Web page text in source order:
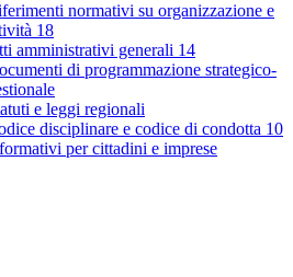
normativi su organizzazione e
18
amministrativi generali 14
di programmazione strategico-
e leggi regionali
disciplinare e codice di condotta 10
per cittadini e imprese